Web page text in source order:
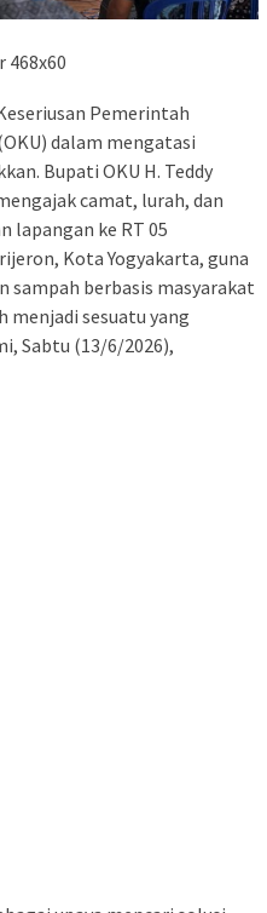
Pemerintah
dalam mengatasi
Bupati OKU H. Teddy
camat, lurah, dan
lapangan ke RT 05
Kota Yogyakarta, guna
berbasis masyarakat
menjadi sesuatu yang
Sabtu (13/6/2026),